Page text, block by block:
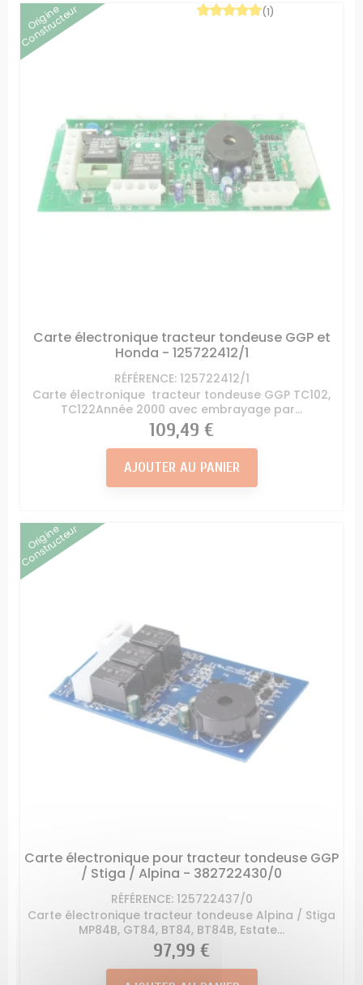
Origine
Constructeur
Carte électronique tracteur tondeuse GGP et
Honda - 125722412/1
RÉFÉRENCE: 125722412/1
Carte électronique tracteur tondeuse GGP TC102,
TC122Année 2000 avec embrayage par...
(1)
Prix
109,49 €
AJOUTER AU PANIER
Origine
Constructeur
Carte électronique pour tracteur tondeuse GGP
/ Stiga / Alpina - 382722430/0
RÉFÉRENCE: 125722437/0
Carte électronique tracteur tondeuse Alpina / Stiga
MP84B, GT84, BT84, BT84B, Estate...
Prix
97,99 €